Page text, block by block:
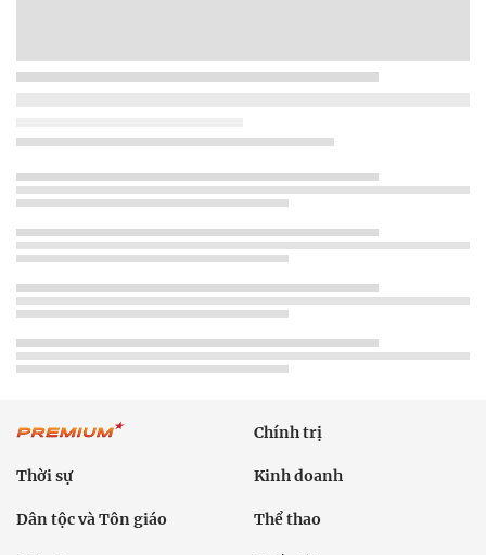
Chính trị
Thời sự Kinh doanh
Dân tộc và Tôn giáo Thể thao